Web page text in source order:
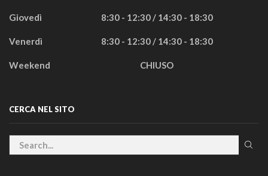
Giovedì 8:30 - 12:30 / 14:30 - 18:30
Venerdì 8:30 - 12:30 / 14:30 - 18:30
Weekend CHIUSO
CERCA NEL SITO